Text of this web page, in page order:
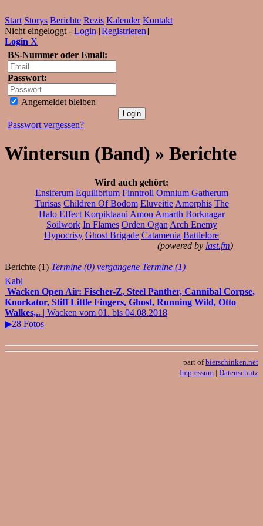
Start Storys Berichte Rezis Kalender Kontakt
Nicht eingeloggt - Login [Registrieren]
Login X
BS-Nummer oder Email:
Passwort:
Angemeldet bleiben
Passwort vergessen?
Wintersun (Band) » Berichte
Wird auch gehört:
Ensiferum Equilibrium Finntroll Omnium Gatherum
Turisas Children Of Bodom Eluveitie Amorphis The
Halo Effect Korpiklaani Amon Amarth Borknagar
Soilwork In Flames Orden Ogan Arch Enemy
Hypocrisy Ghost Brigade Catamenia Battlelore
(powered by last.fm)
Berichte (1) Termine (0) vergangene Termine (1)
Kabl
Wacken Open Air: Fischer-Z, Steel Panther, Cannibal Corpse,
Knorkator, Stiff Little Fingers, Ghost, Running Wild, Otto
Walkes,.. | Wacken vom 01. bis 04.08.2018
▶28 Fotos
part ofbierschinken.net
Impressum | Datenschutz